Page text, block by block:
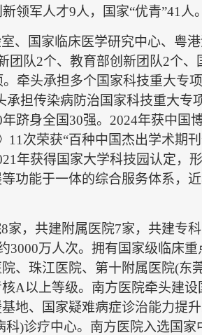
领军人才9人，国家“优青”41人。
、国家临床医学研究中心、粤港
团队2个、教育部创新团队2个、
。牵头承担多个国家科技重大专
承担传染病防治国家科技重大专
年跻身全国 30强。 2024年获中国
11 次荣获“百种中国杰出学术期
年获得国家大学科技园认定，
功能于一体的综合服务体系，
家，共建附属医院7家，共建专
3000万人次。拥有国家级临床
、珠江医院、第十附属医院(东
A以上等级。南方医院牵头建
地、国家疑难病症诊治能力提
)诊疗中心。南方医院入选国